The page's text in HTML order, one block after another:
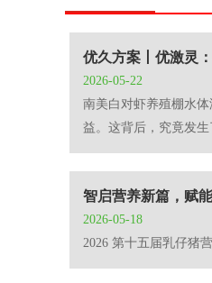
优久方案丨优激灵
2026-05-22
南美白对虾养殖棚水
益。这背后，究竟发生
智启营养新篇，赋
2026-05-18
2026 第十五届乳仔猪